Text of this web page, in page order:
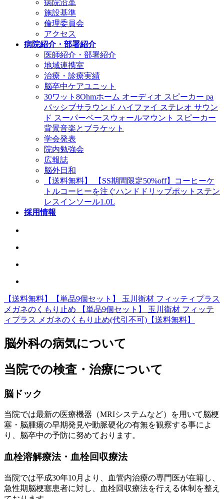
病院沿革
施設基準
倫理委員会
アクセス
病院紹介・部署紹介
医師紹介・部署紹介
地域連携室
治療・診療実績
脳卒中ケアユニット
30ワット8Ohmホーム オーディオ スピーカー pa
パッシブサラウンド ハイファイ ステレオ サウン
ド スーパーベースウォールマウント スピーカー
背景音楽とブラケット
学会発表
院内勉強会
広報誌
脳外日和
【送料無料】 【SS期間限定50%off】コーヒーケ
トルコーヒーを注ぐハンドドリップポットステン
レスインソール1.0L
採用情報
【送料無料】【単品9個セット】 玉川衛材 フィッティプラス
メガネのくもり止め 【単品9個セット】 玉川衛材 フィッテ
ィプラス メガネのくもり止め(代引不可)【送料無料】
脳外科の病気について
当院での検査・治療について
脳ドック
当院では最新の医療機器（MRIシステムなど）を用いて脳梗
塞・脳腫瘍の早期発見や動脈硬化の有無を観察する事によ
り、脳卒中の予防に努めております。
血栓溶解療法・血栓回収療法
当院では平成30年10月より、血管内治療の専門医が在籍し、
急性期脳梗塞患者に対し、血栓回収療法を行える体制を整え